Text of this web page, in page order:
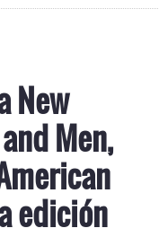
New
Men,
edición